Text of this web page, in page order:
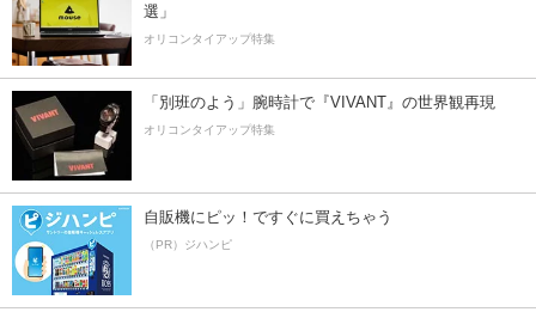
選」
オリコンタイアップ特集
「別班のよう」腕時計で『VIVANT』の世界観再現
オリコンタイアップ特集
自販機にピッ！ですぐに買えちゃう
（PR）ジハンピ